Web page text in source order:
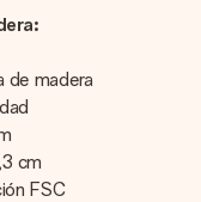
de madera
cm
FSC